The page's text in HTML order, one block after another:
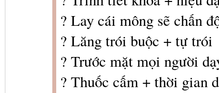
? Lay cái mông sẽ chấn
? Lăng trói buộc + tự trói
? Trước mặt mọi người
? Thuốc cấm + thời gian